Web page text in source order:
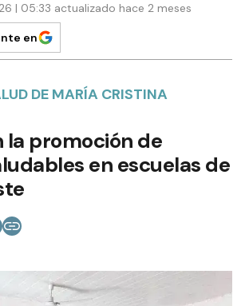
| 05:33 actualizado hace 2 meses
en
DE MARÍA CRISTINA
la promoción de
en escuelas de